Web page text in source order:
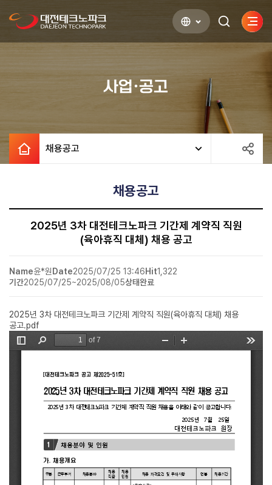
검색하기사이
열기
사업·공고
채용공고
채용공고
2025년 3차 대전테크노파크 기간제 계약직 직원
(육아휴직 대체) 채용 공고
Name윤*원 Date2025/07/25 13:46Hit1,322
기간2025/07/25~2025/08/05상태완료
2025년 3차 대전테크노파크 기간제 계약직 직원(육아휴직 대체) 채용
공고.pdf